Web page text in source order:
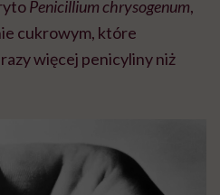
Penicillium chrysogenum,
cukrowym, które
więcej penicyliny niż